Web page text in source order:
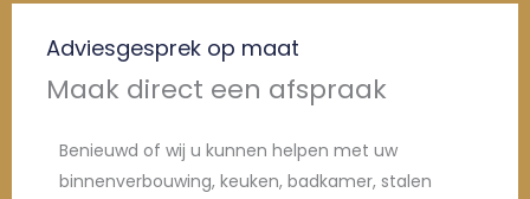
Adviesgesprek op maat
Maak direct een afspraak
Benieuwd of wij u kunnen helpen met uw
binnenverbouwing, keuken, badkamer, stalen